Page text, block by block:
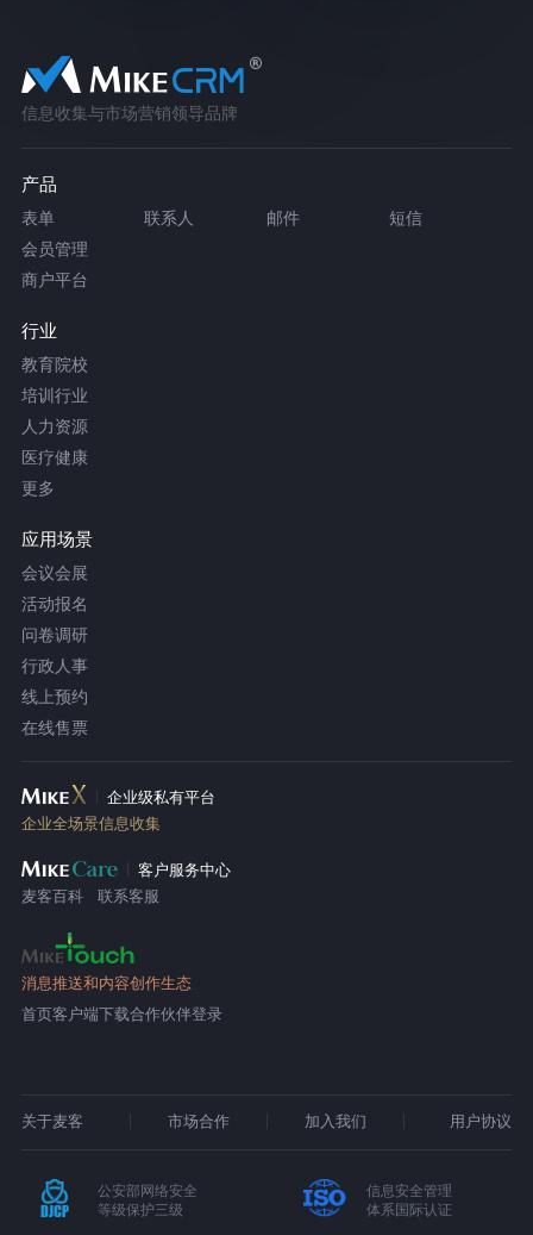
信息收集与市场营销领导品牌
产品
表单 联系人 邮件
短信
会员管理
商户平台
行业
教育院校
培训行业
人力资源
医疗健康
更多
应用场景
会议会展
活动报名
问卷调研
行政人事
线上预约
在线售票
企业级私有平台
企业全场景信息收集
客户服务中心
麦客百科
联系客服
消息推送和内容创作生态
首页客户端下载合作伙伴登录
关于麦客 市场合作 加入我们 用户协议
公安部网络安全
等级保护三级
信息安全管理
体系国际认证